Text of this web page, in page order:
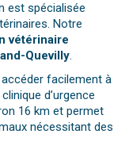
est spécialisée
Notre
vétérinaire
Quevilly.
facilement à
d’urgence
16 km et permet
nécessitant des